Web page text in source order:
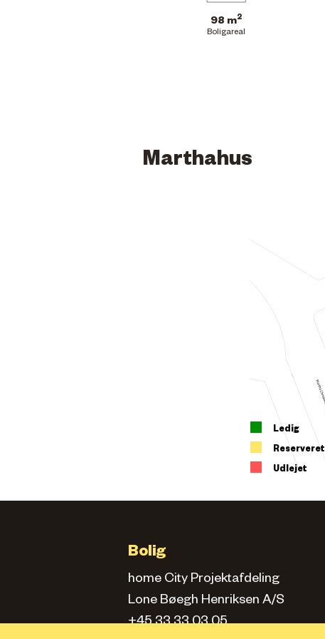
98 m2
Boligareal
Marthahus
Ledig
Reserveret
Udlejet
Bolig
home City Projektafdeling
Lone Bøegh Henriksen A/S
+45 33 33 03 05